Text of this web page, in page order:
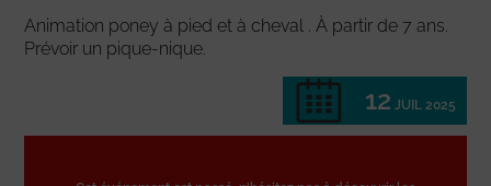
Animation poney à pied et à cheval . À partir de 7 ans.
Prévoir un pique-nique.
12 JUIL 2025